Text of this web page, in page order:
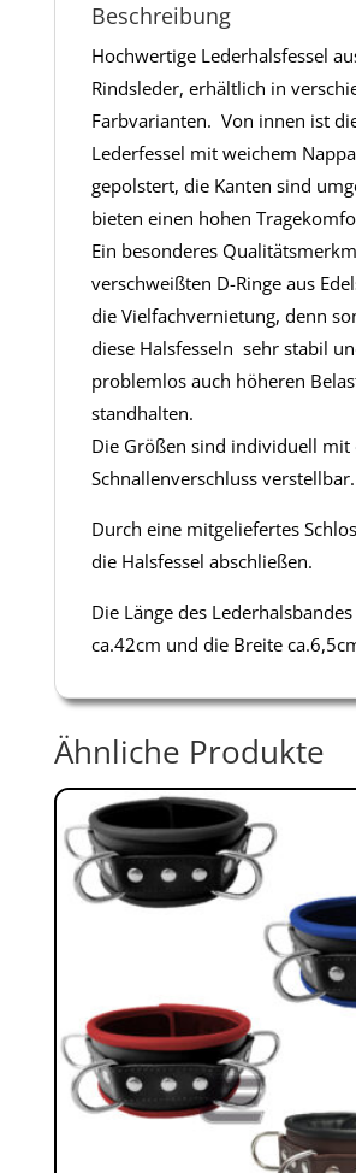
Beschreibung
Hochwertige Lederhalsfessel
Rindsleder, erhältlich in
Farbvarianten. Von innen ist
Lederfessel mit weichem
gepolstert, die Kanten sind
bieten einen hohen
Ein besonderes
verschweißten D-Ringe aus
die Vielfachvernietung, denn
diese Halsfesseln sehr stabil
problemlos auch höheren
standhalten.
Die Größen sind individuell mit
Schnallenverschluss verstellbar.
Durch eine mitgeliefertes
die Halsfessel abschließen.
Die Länge des
ca.42cm und die Breite
Ähnliche Produkte